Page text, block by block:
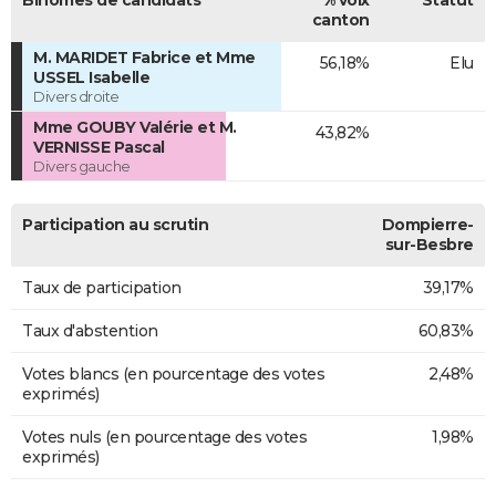
canton
M. MARIDET Fabrice et Mme
USSEL Isabelle
Divers droite
56,18% Elu
Mme GOUBY Valérie et M.
VERNISSE Pascal
Divers gauche
43,82%
Participation au scrutin
Dompierre-
sur-Besbre
Taux de participation 39,17%
Taux d'abstention 60,83%
Votes blancs (en pourcentage des votes
exprimés)
2,48%
Votes nuls (en pourcentage des votes
exprimés)
1,98%